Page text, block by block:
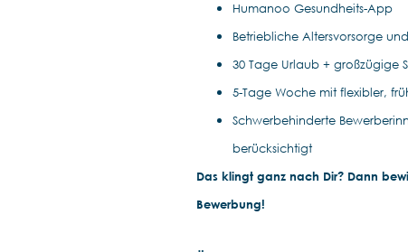
Humanoo Gesundheits-App
Betriebliche Altersvorsorge
30 Tage Urlaub + großzügige
5-Tage Woche mit flexibler,
Schwerbehinderte
berücksichtigt
Das klingt ganz nach Dir? Dann
Bewerbung!